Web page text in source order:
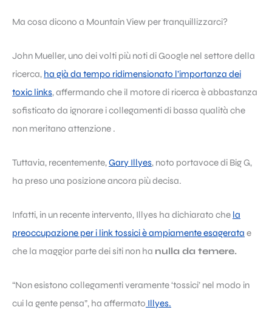
Ma cosa dicono a Mountain View per tranquillizzarci?
John Mueller, uno dei volti più noti di Google nel settore della
ricerca, ha già da tempo ridimensionato l’importanza dei
toxic links, affermando che il motore di ricerca è abbastanza
sofisticato da ignorare i collegamenti di bassa qualità che
non meritano attenzione .
Tuttavia, recentemente,Gary Illyes, noto portavoce di Big G,
ha preso una posizione ancora più decisa.
Infatti, in un recente intervento, Illyes ha dichiarato che la
preoccupazione per i link tossici è ampiamente esagerata e
che la maggior parte dei siti non ha nulla da temere.
“Non esistono collegamenti veramente ‘tossici’ nel modo in
cui la gente pensa”, ha affermato Illyes.